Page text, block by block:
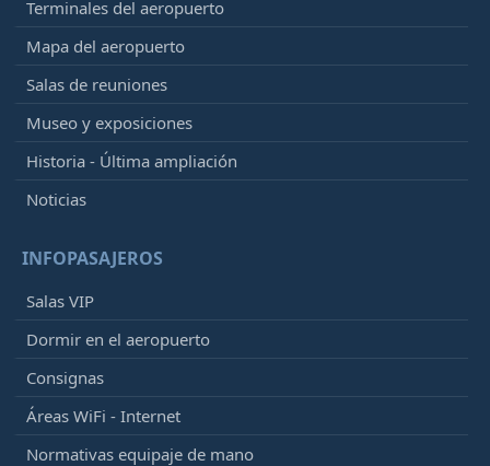
Terminales del aeropuerto
Mapa del aeropuerto
Salas de reuniones
Museo y exposiciones
Historia - Última ampliación
Noticias
INFOPASAJEROS
Salas VIP
Dormir en el aeropuerto
Consignas
Áreas WiFi - Internet
Normativas equipaje de mano